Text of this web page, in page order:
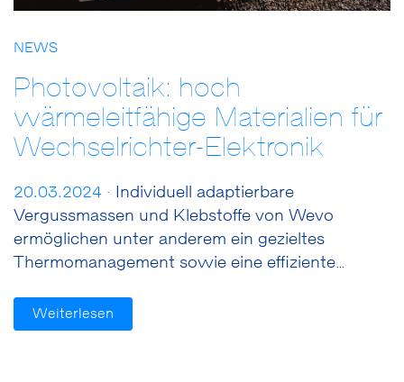
NEWS
Photovoltaik: hoch
wärmeleitfähige Materialien für
Wechselrichter-Elektronik
20.03.2024 ·
Individuell adaptierbare
Vergussmassen und Klebstoffe von Wevo
ermöglichen unter anderem ein gezieltes
Thermomanagement sowie eine effiziente…
Weiterlesen